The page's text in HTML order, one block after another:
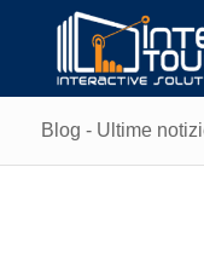
Blog - Ultime